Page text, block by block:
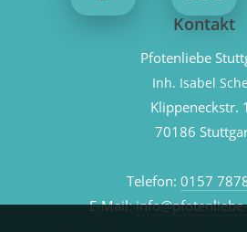
Kontakt
Pfotenliebe
Inh. Isabel
Klippeneckstr.
70186
Telefon: 0157
E-Mail: